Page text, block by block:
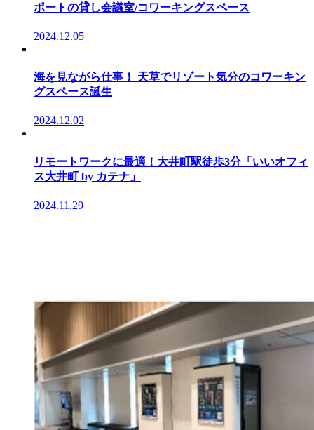
ポートの貸し会議室/コワーキングスペース
2024.12.05
海を見ながら仕事！ 天草でリゾート気分のコワーキン
グスペース誕生
2024.12.02
リモートワークに最適！大井町駅徒歩3分「いいオフィ
ス大井町 by カテナ」
2024.11.29